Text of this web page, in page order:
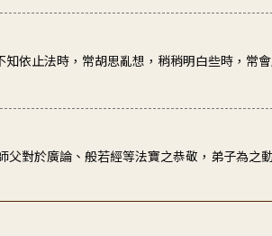
依止法時，常胡思亂想，稍稍明白些時，常會
對於廣論、般若經等法寶之恭敬，弟子為之
弟子稍能感受師父為何說一輩子在學皈依。